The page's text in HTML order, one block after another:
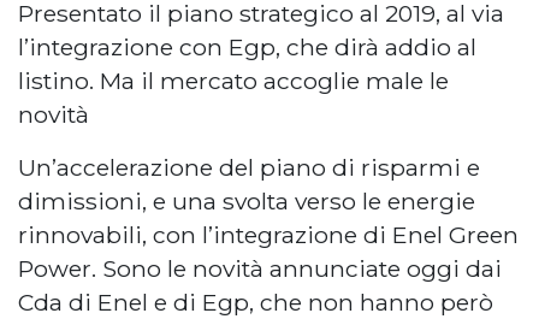
Presentato il piano strategico al 2019, al via
l’integrazione con Egp, che dirà addio al
listino. Ma il mercato accoglie male le
novità
Un’accelerazione del piano di risparmi e
dimissioni, e una svolta verso le energie
rinnovabili, con l’integrazione di Enel Green
Power. Sono le novità annunciate oggi dai
Cda di Enel e di Egp, che non hanno però